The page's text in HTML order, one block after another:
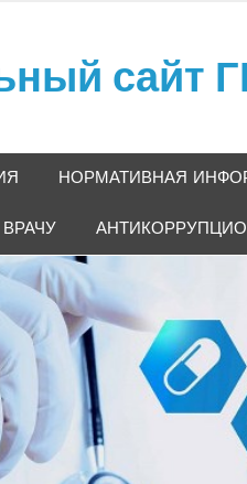
сайт
НОРМАТИВНАЯ